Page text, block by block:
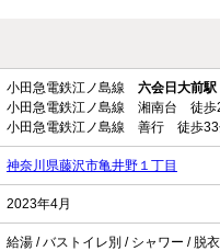
小田急電鉄江ノ島線 六会日大前駅
小田急電鉄江ノ島線 湘南台 徒歩
小田急電鉄江ノ島線 善行 徒歩33
神奈川県藤沢市亀井野１丁目
2023年4月
給湯 / バストイレ別 / シャワー / 脱